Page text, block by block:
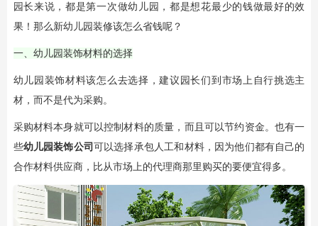
园长来说，都是第一次做幼儿园，都是想花最少的钱做最好的效
果！那么新幼儿园装修该怎么省钱呢？
一、幼儿园装饰材料的选择
幼儿园装饰材料该怎么去选择，建议园长们到市场上自行挑选主
材，而不是代为采购。
采购材料本身就可以控制材料的质量，而且可以节约资金。也有一
些幼儿园装饰公司可以选择承包人工和材料，因为他们都有自己的
合作材料供应商，比从市场上的代理商那里购买的要便宜得多。